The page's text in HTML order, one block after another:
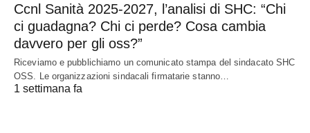
Ccnl Sanità 2025-2027, l’analisi di SHC: “Chi
ci guadagna? Chi ci perde? Cosa cambia
davvero per gli oss?”
Riceviamo e pubblichiamo un comunicato stampa del sindacato SHC
OSS. Le organizzazioni sindacali firmatarie stanno…
1 settimana fa